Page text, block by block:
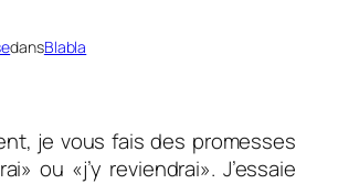
dansBlabla
je vous fais des promesses
ou «j’y reviendrai». J’essaie